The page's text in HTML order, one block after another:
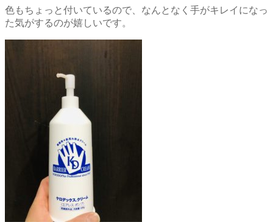
色もちょっと付いているので、なんとなく手がキレイになっ
た気がするのが嬉しいです。